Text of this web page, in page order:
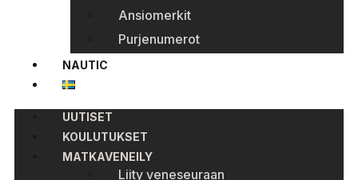
Ansiomerkit
Purjenumerot
NAUTIC
UUTISET
KOULUTUKSET
MATKAVENEILY
Liity veneseuraan